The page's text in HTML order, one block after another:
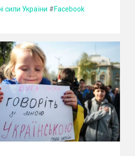
сили України #Facebook